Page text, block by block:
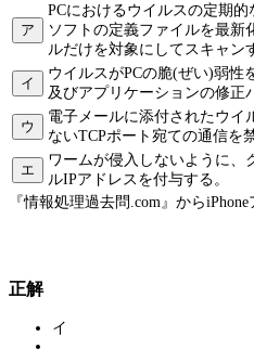
ア
PCにおけるウイルスの定期
ソフトの定義ファイルを最新
ルだけを対象にしてスキャン
イ
ウイルスがPCの脆(ぜい)弱性
及びアプリケーションの修正
ウ
電子メールに添付されたウイ
ないTCPポート宛ての通信を
エ
ワームが侵入しないように、
ルIPアドレスを付与する。
『情報処理過去問.com』から
正解
イ